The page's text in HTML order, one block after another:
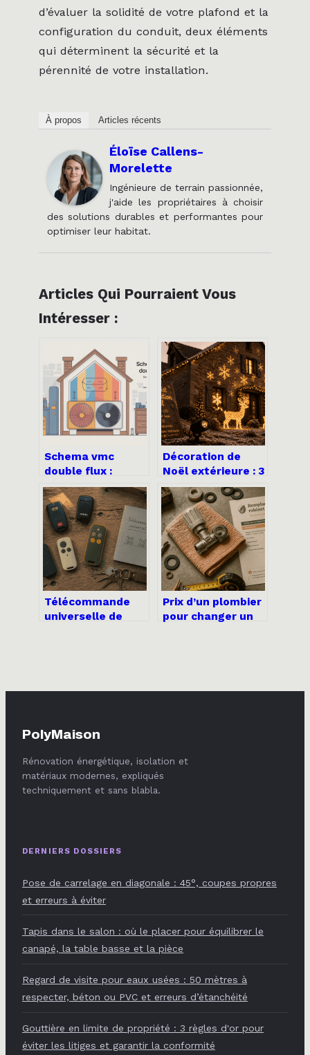
d’évaluer la solidité de votre plafond et la
configuration du conduit, deux éléments
qui déterminent la sécurité et la
pérennité de votre installation.
À propos Articles récents
Éloïse Callens-
Morelette
Ingénieure de terrain passionnée,
j'aide les propriétaires à choisir
des solutions durables et performantes pour
optimiser leur habitat.
Articles Qui Pourraient Vous
Intéresser :
Schema vmc
double flux :
comprendre,
dimensionner et
installer
sereinement
Décoration de
Noël extérieure : 3
règles de sécurité
pour illuminer
votre jardin sans
risque
Télécommande
universelle de
centraliser vos
Prix d’un plombier
pour changer un
PolyMaison
Rénovation énergétique, isolation et
matériaux modernes, expliqués
techniquement et sans blabla.
DERNIERS DOSSIERS
Pose de carrelage en diagonale : 45°, coupes propres
et erreurs à éviter
Tapis dans le salon : où le placer pour équilibrer le
canapé, la table basse et la pièce
Regard de visite pour eaux usées : 50 mètres à
respecter, béton ou PVC et erreurs d’étanchéité
Gouttière en limite de propriété : 3 règles d'or pour
éviter les litiges et garantir la conformité